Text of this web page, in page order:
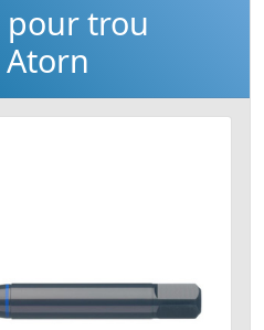
pour trou